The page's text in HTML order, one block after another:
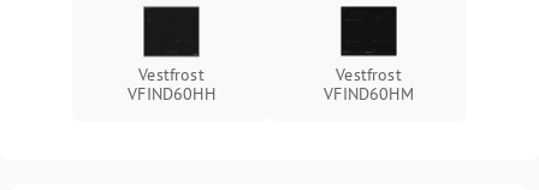
Vestfrost
VFIND60HH
Vestfrost
VFIND60HM